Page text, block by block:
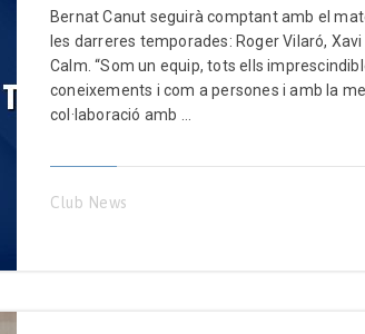
Bernat Canut seguirà comptant amb el
les darreres temporades: Roger Vilaró,
Calm. “Som un equip, tots ells
coneixements i com a persones i amb la
col·laboració amb ...
Club News